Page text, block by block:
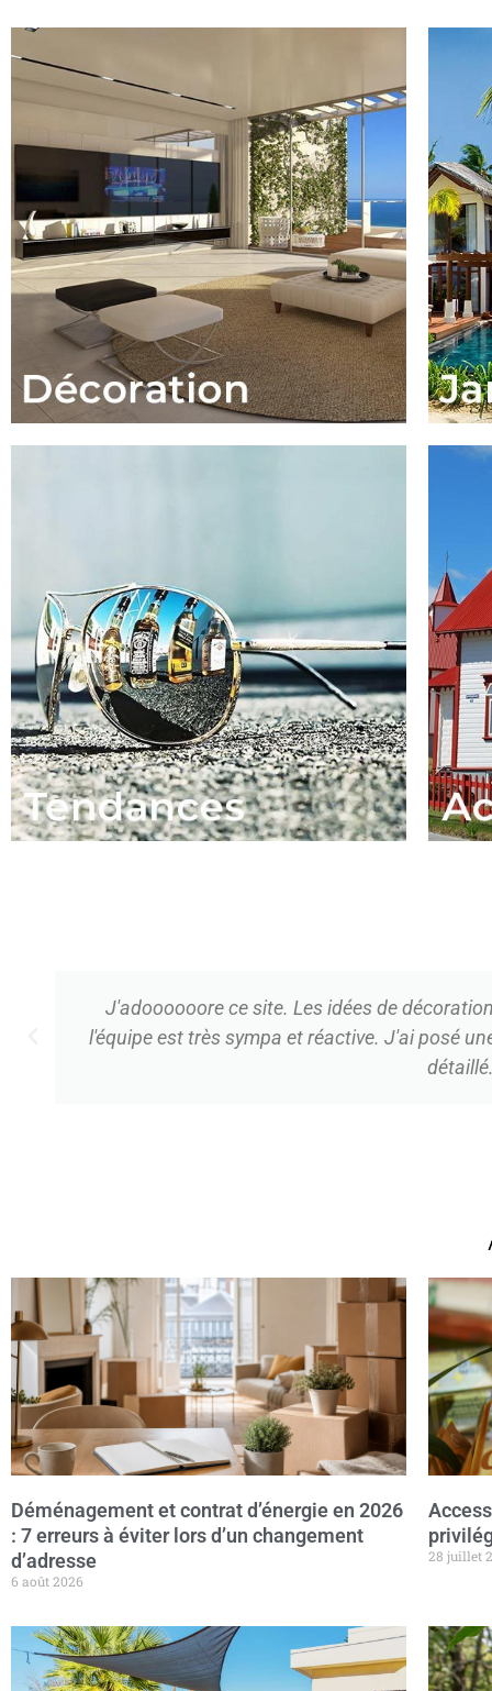
Créatrice et architecte d'intérieur depuis des
de mes sites favoris. Au fil de mes recherches
souvent des
Déménagement et contrat d’énergie en 2026
: 7 erreurs à éviter lors d’un changement
d’adresse
6 août 2026
28 juillet